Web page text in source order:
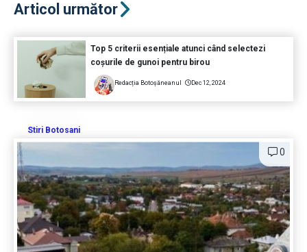
Articol următor
Top 5 criterii esențiale atunci când selectezi
coșurile de gunoi pentru birou
Redacția Botoșăneanul Dec 12, 2024
Stiri Botosani
0